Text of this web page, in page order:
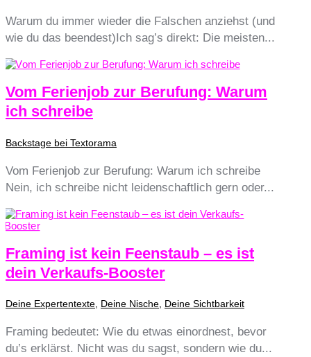
Warum du immer wieder die Falschen anziehst (und
wie du das beendest)Ich sag’s direkt: Die meisten...
Vom Ferienjob zur Berufung: Warum
ich schreibe
Backstage bei Textorama
Vom Ferienjob zur Berufung: Warum ich schreibe
Nein, ich schreibe nicht leidenschaftlich gern oder...
Framing ist kein Feenstaub – es ist
dein Verkaufs-Booster
Deine Expertentexte Deine Nische Deine Sichtbarkeit
Framing bedeutet: Wie du etwas einordnest, bevor
du’s erklärst. Nicht was du sagst, sondern wie du...